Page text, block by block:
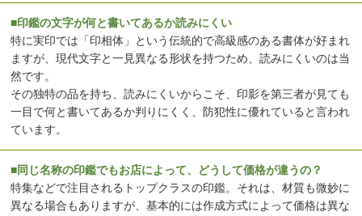
■印鑑の文字が何と書いてあるか読みにくい
特に実印では「印相体」という伝統的で高級感のある書体が好まれ
ますが、現代文字と一見異なる形状を持つため、読みにくいのは当
然です。
その独特の品を持ち、読みにくいからこそ、印影を第三者が見ても
一目で何と書いてあるか判りにくく、防犯性に優れていると言われ
ています。
■同じ名称の印鑑でもお店によって、どうして価格が違うの？
特集などで注目されるトップクラスの印鑑。それは、材質も微妙に
異なる場合もありますが、基本的には作成方式によって価格は異な